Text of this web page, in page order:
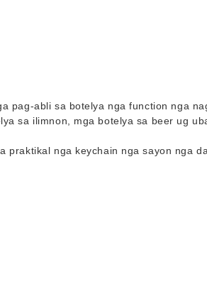
pag-abli sa botelya nga function nga
sa ilimnon, mga botelya sa beer ug
praktikal nga keychain nga sayon ​​nga